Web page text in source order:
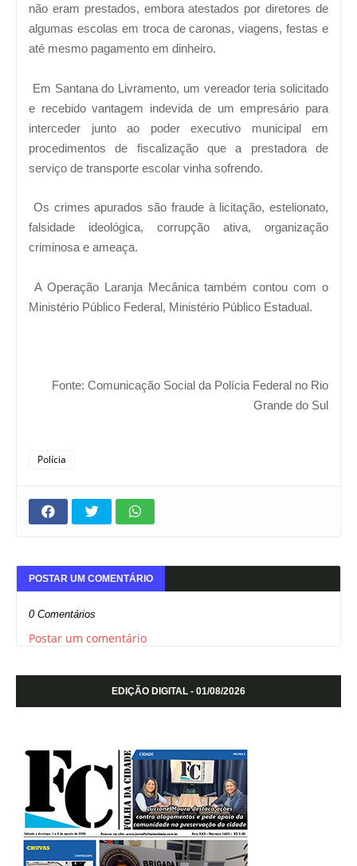
não eram prestados, embora atestados por diretores de
algumas escolas em troca de caronas, viagens, festas e
até mesmo pagamento em dinheiro.
Em Santana do Livramento, um vereador teria solicitado
e recebido vantagem indevida de um empresário para
interceder junto ao poder executivo municipal em
procedimentos de fiscalização que a prestadora de
serviço de transporte escolar vinha sofrendo.
Os crimes apurados são fraude à licitação, estelionato,
falsidade ideológica, corrupção ativa, organização
criminosa e ameaça.
A Operação Laranja Mecânica também contou com o
Ministério Público Federal, Ministério Público Estadual.
Fonte: Comunicação Social da Polícia Federal no Rio
Grande do Sul
Polícia
POSTAR UM COMENTÁRIO
0 Comentários
Postar um comentário
EDIÇÃO DIGITAL - 01/08/2026